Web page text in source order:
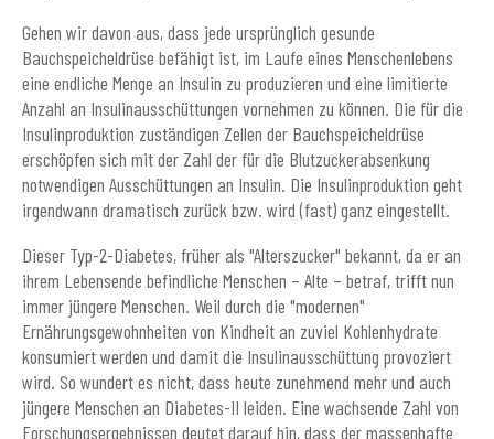
Gehen wir davon aus, dass jede ursprünglich gesunde
Bauchspeicheldrüse befähigt ist, im Laufe eines Menschenlebens
eine endliche Menge an Insulin zu produzieren und eine limitierte
Anzahl an Insulinausschüttungen vornehmen zu können. Die für die
Insulinproduktion zuständigen Zellen der Bauchspeicheldrüse
erschöpfen sich mit der Zahl der für die Blutzuckerabsenkung
notwendigen Ausschüttungen an Insulin. Die Insulinproduktion geht
irgendwann dramatisch zurück bzw. wird (fast) ganz eingestellt.
Dieser Typ-2-Diabetes, früher als "Alterszucker" bekannt, da er an
ihrem Lebensende befindliche Menschen – Alte – betraf, trifft nun
immer jüngere Menschen. Weil durch die "modernen"
Ernährungsgewohnheiten von Kindheit an zuviel Kohlenhydrate
konsumiert werden und damit die Insulinausschüttung provoziert
wird. So wundert es nicht, dass heute zunehmend mehr und auch
jüngere Menschen an Diabetes-II leiden. Eine wachsende Zahl von
Forschungsergebnissen deutet darauf hin, dass der massenhafte